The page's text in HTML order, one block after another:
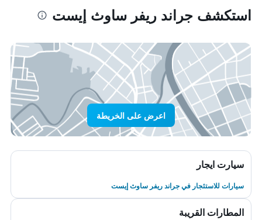
استكشف جراند ريفر ساوث إيست
اعرض على الخريطة
سيارت ايجار
سيارات للاستئجار في جراند ريفر ساوث إيست
المطارات القريبة